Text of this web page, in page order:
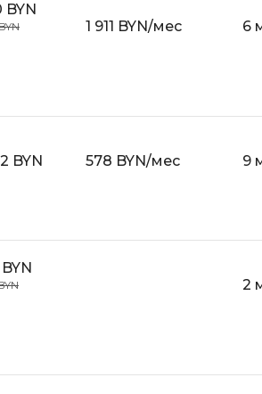
BYN
1 911 BYN/мес 6
BYN 578 BYN/мес 9
2